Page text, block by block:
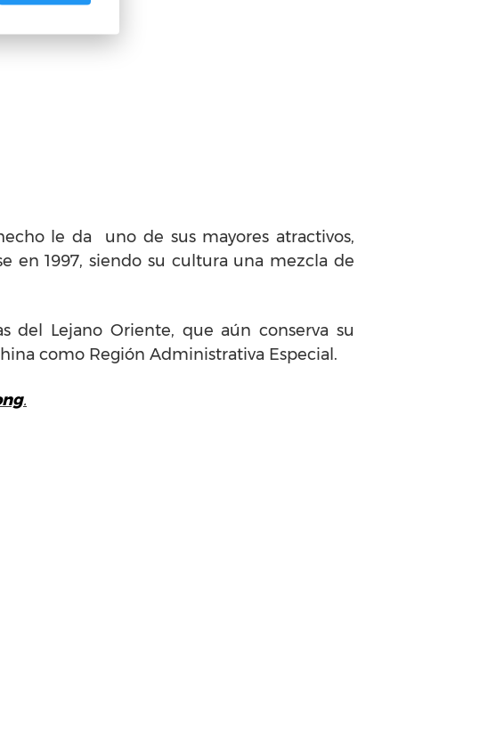
le da uno de sus mayores atractivos,
en 1997, siendo su cultura una mezcla de
del Lejano Oriente, que aún conserva su
como Región Administrativa Especial.
.